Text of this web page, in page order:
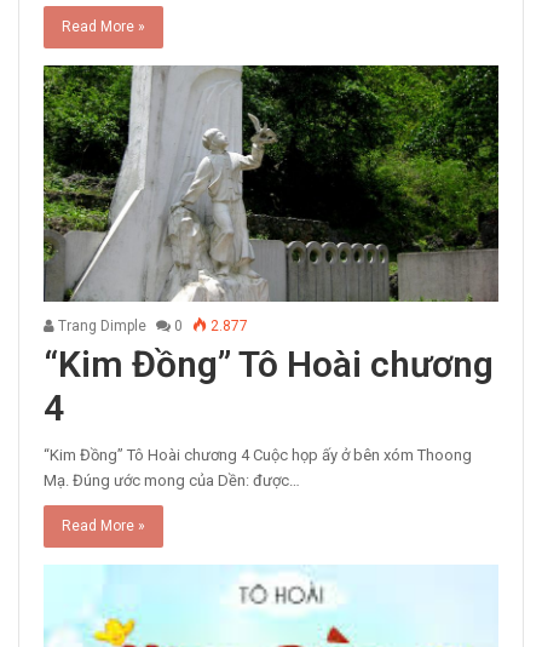
Read More »
Trang Dimple 0 2.877
“Kim Đồng” Tô Hoài chương
4
“Kim Đồng” Tô Hoài chương 4 Cuộc họp ấy ở bên xóm Thoong
Mạ. Đúng ước mong của Dền: được…
Read More »